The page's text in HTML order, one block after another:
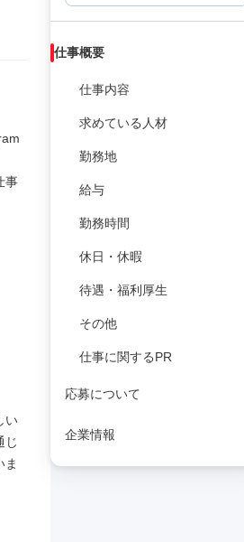
事
い
じ
ま
仕事概要
仕事内容
求めている人材
勤務地
給与
勤務時間
休日・休暇
待遇・福利厚生
その他
仕事に関するPR
応募について
企業情報